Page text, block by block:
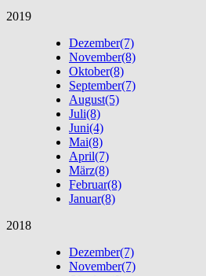
2019
Dezember(7)
November(8)
Oktober(8)
September(7)
August(5)
Juli(8)
Juni(4)
Mai(8)
April(7)
März(8)
Februar(8)
Januar(8)
2018
Dezember(7)
November(7)